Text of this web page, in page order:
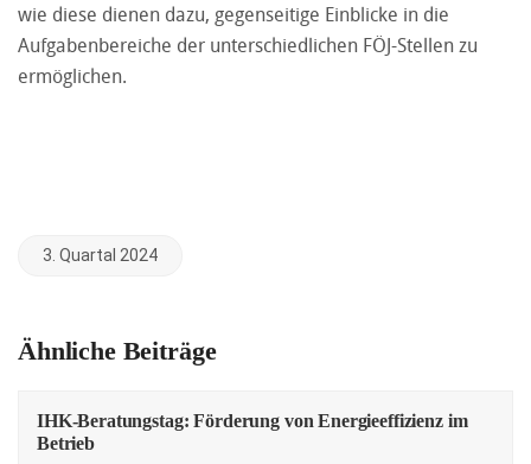
wie diese dienen dazu, gegenseitige Einblicke in die
Aufgabenbereiche der unterschiedlichen FÖJ-Stellen zu
ermöglichen.
3. Quartal 2024
Ähnliche Beiträge
IHK-Beratungstag: Förderung von Energieeffizienz im
Betrieb